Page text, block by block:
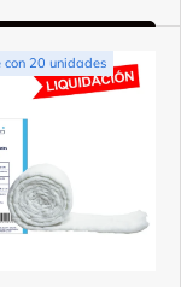
con 20 unidades